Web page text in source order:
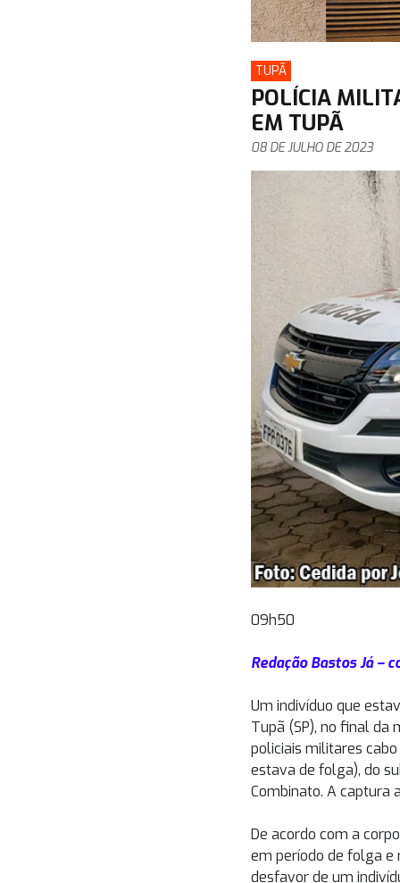
TUPÃ
POLÍCIA
EM TUPÃ
08 DE JULHO DE 2023
09h50
Redação Bastos Já –
Um indivíduo que
Tupã (SP), no final da
policiais militares
estava de folga), do
Combinato. A captura
De acordo com a
em período de folga e
desfavor de um